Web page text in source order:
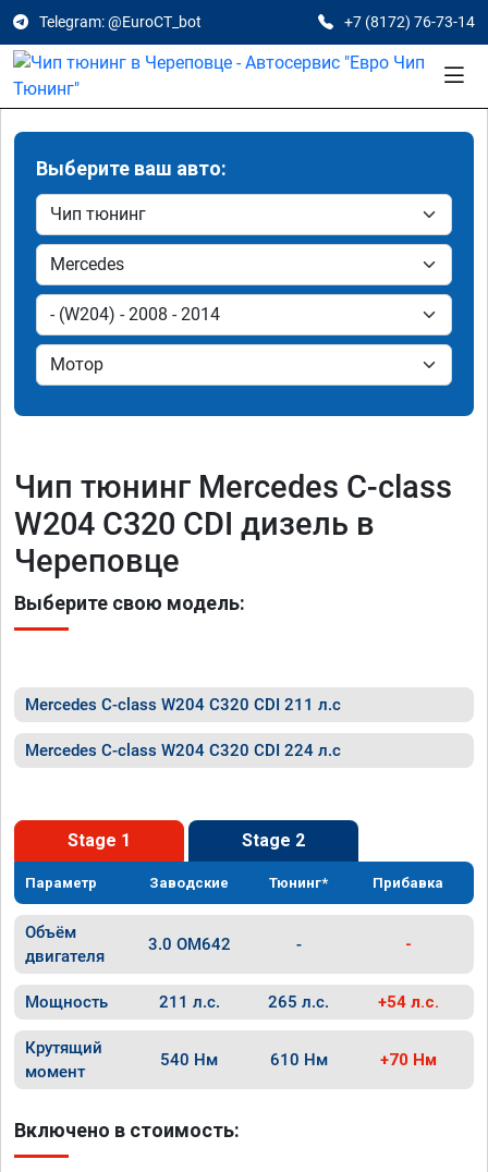
Telegram: @EuroCT_bot +7 (8172) 76-73-14
Выберите ваш авто:
Чип тюнинг Mercedes C-class
W204 C320 CDI дизель в
Череповце
Выберите свою модель:
Mercedes C-class W204 C320 CDI 211 л.с
Mercedes C-class W204 C320 CDI 224 л.с
Stage 1 Stage 2
Параметр Заводские Тюнинг* Прибавка
Объём
двигателя
3.0 OM642 - -
Мощность 211 л.с. 265 л.с. +54 л.с.
Крутящий
момент
540 Нм 610 Нм +70 Нм
Включено в стоимость: